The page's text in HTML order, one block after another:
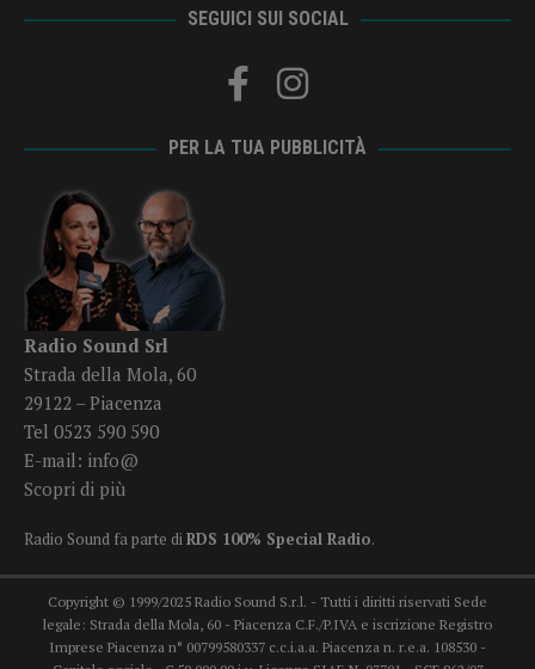
SEGUICI SUI SOCIAL
PER LA TUA PUBBLICITÀ
Radio Sound Srl
Strada della Mola, 60
29122 – Piacenza
Tel 0523 590 590
E-mail: info@
Scopri di più
Radio Sound fa parte diRDS 100% Special Radio.
Copyright © 1999/2025 Radio Sound S.r.l. - Tutti i diritti riservati Sede
legale: Strada della Mola, 60 - Piacenza C.F./P.IVA e iscrizione Registro
Imprese Piacenza n° 00799580337 c.c.i.a.a. Piacenza n. r.e.a. 108530 -